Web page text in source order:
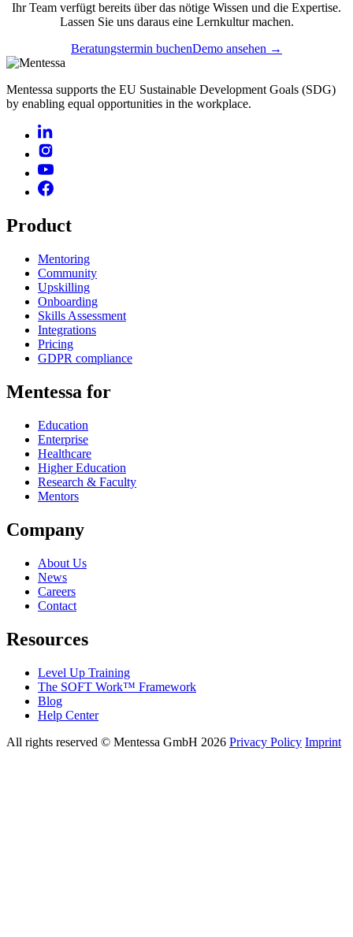
Ihr Team verfügt bereits über das nötige Wissen und die Expertise.
Lassen Sie uns daraus eine Lernkultur machen.
Beratungstermin buchenDemo ansehen →
Mentessa supports the EU Sustainable Development Goals (SDG)
by enabling equal opportunities in the workplace.
Product
Mentoring
Community
Upskilling
Onboarding
Skills Assessment
Integrations
Pricing
GDPR compliance
Mentessa for
Education
Enterprise
Healthcare
Higher Education
Research & Faculty
Mentors
Company
About Us
News
Careers
Contact
Resources
Level Up Training
The SOFT Work™ Framework
Blog
Help Center
All rights reserved © Mentessa GmbH 2026 Privacy Policy Imprint